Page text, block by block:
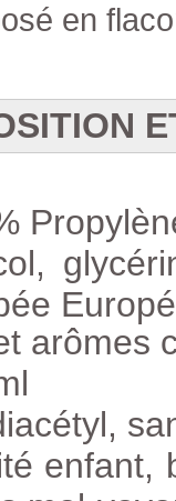
en
arômes
enfant,